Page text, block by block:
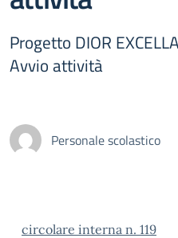
Progetto DIOR
Avvio attività
Personale scolastico
circolare interna n. 119